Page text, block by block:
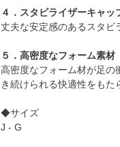
４．スタビライザーキャッ
丈夫な安定感のあるスタビ
５．高密度なフォーム素材
高密度なフォーム材が足の
き続けられる快適性をもた
◆サイズ
J - G